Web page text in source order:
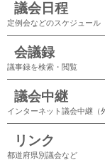
議会日程
定例会などのスケジュール
会議録
議事録を検索・閲覧
議会中継
インターネット議会中継（
リンク
都道府県別議会など